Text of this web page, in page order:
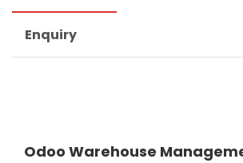
Enquiry
Odoo Warehouse